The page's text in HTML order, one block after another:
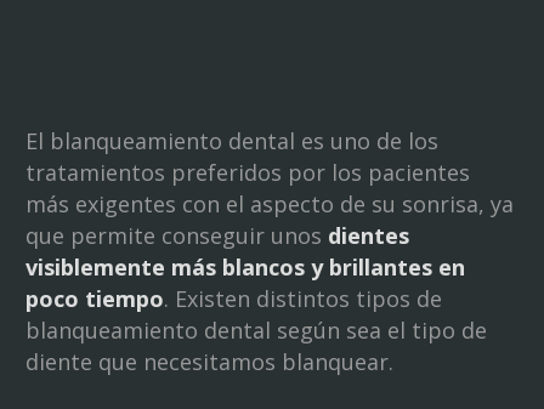
El blanqueamiento dental es uno de los
tratamientos preferidos por los pacientes
más exigentes con el aspecto de su sonrisa, ya
que permite conseguir unos dientes
visiblemente más blancos y brillantes en
poco tiempo. Existen distintos tipos de
blanqueamiento dental según sea el tipo de
diente que necesitamos blanquear.